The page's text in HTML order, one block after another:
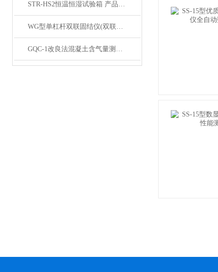
STR-HS2恒温恒湿试验箱 产品展示
WG型单杠杆双联固结仪(双联低压双联中压）产品展示
GQC-1改良法混凝土含气量测定仪产品展示